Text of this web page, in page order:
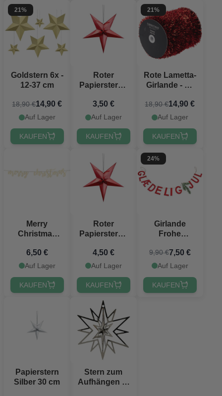
21%
Goldstern 6x -
12-37 cm
18,90 €14,90 €
Auf Lager
KAUFEN
Roter
Papierstern -
3,50 €
Auf Lager
KAUFEN
21%
Rote Lametta-
Girlande - 20
18,90 €14,90 €
Auf Lager
KAUFEN
Merry
Christmas
Holz - 87 cm
6,50 €
Auf Lager
KAUFEN
Roter
Papierstern -
4,50 €
Auf Lager
KAUFEN
24%
Girlande
Frohe
mit grünem
Tannenzweig
Gamle Apotek
9,90 €7,50 €
Auf Lager
KAUFEN
Papierstern
Silber 30 cm
Stern zum
Aufhängen in